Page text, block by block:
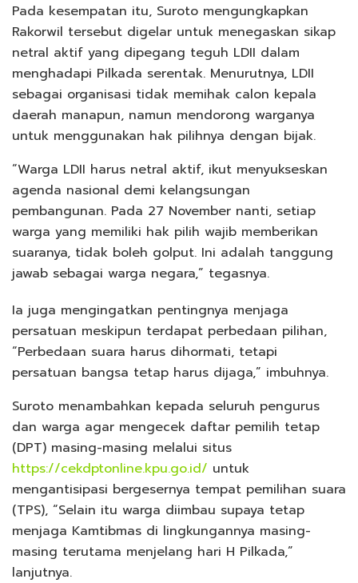
Pada kesempatan itu, Suroto mengungkapkan
Rakorwil tersebut digelar untuk menegaskan sikap
netral aktif yang dipegang teguh LDII dalam
menghadapi Pilkada serentak. Menurutnya, LDII
sebagai organisasi tidak memihak calon kepala
daerah manapun, namun mendorong warganya
untuk menggunakan hak pilihnya dengan bijak.
“Warga LDII harus netral aktif, ikut menyukseskan
agenda nasional demi kelangsungan
pembangunan. Pada 27 November nanti, setiap
warga yang memiliki hak pilih wajib memberikan
suaranya, tidak boleh golput. Ini adalah tanggung
jawab sebagai warga negara,” tegasnya.
Ia juga mengingatkan pentingnya menjaga
persatuan meskipun terdapat perbedaan pilihan,
“Perbedaan suara harus dihormati, tetapi
persatuan bangsa tetap harus dijaga,” imbuhnya.
Suroto menambahkan kepada seluruh pengurus
dan warga agar mengecek daftar pemilih tetap
(DPT) masing-masing melalui situs
https://cekdptonline.kpu.go.id/ untuk
mengantisipasi bergesernya tempat pemilihan suara
(TPS), “Selain itu warga diimbau supaya tetap
menjaga Kamtibmas di lingkungannya masing-
masing terutama menjelang hari H Pilkada,”
lanjutnya.